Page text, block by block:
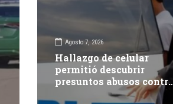
Agosto 7, 2026
Hallazgo de celular
permitió descubrir
presuntos abusos
adolescente: dos